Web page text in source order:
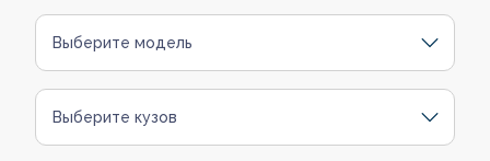
Выберите модель
Выберите кузов